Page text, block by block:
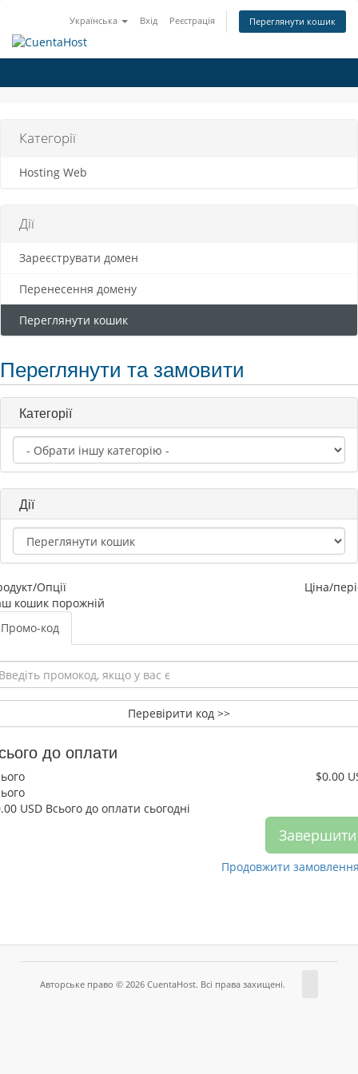
Українська Вхід Реєстрація Переглянути кошик
Категорії
Hosting Web
Дії
Зареєструвати домен
Перенесення домену
Переглянути кошик
Переглянути та замовити
Категорії
Дії
Опції
Ціна/
кошик порожній
Промо-код
Перевірити код >>
до оплати
$0.00
USD Всього до оплати сьогодні
Завершити
Продовжити
Авторське право © 2026 CuentaHost. Всі права захищені.